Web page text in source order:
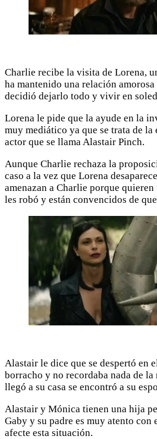
Charlie recibe la visita de Lorena,
ha mantenido una relación
decidió dejarlo todo y vivir en
Lorena le pide que la ayude en la
muy mediático ya que se trata de la
actor que se llama Alastair Pinch.
Aunque Charlie rechaza la
caso a la vez que Lorena
amenazan a Charlie porque
les robó y están convencidos de
Alastair le dice que se despertó en
borracho y no recordaba nada de
llegó a su casa se encontró a su
Alastair y Mónica tienen una hija
Gaby y su padre es muy atento con
afecte esta situación.